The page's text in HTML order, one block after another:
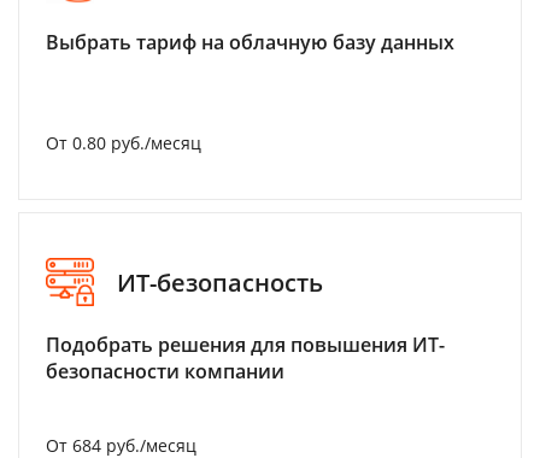
Выбрать тариф на облачную базу данных
От 0.80 руб./месяц
ИТ-безопасность
Подобрать решения для повышения ИТ-
безопасности компании
От 684 руб./месяц